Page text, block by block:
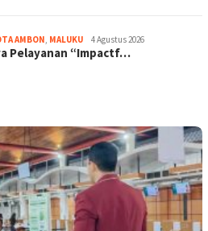
AMBON, MALUKU 4 Agustus 2026
Pelayanan “Impactf…